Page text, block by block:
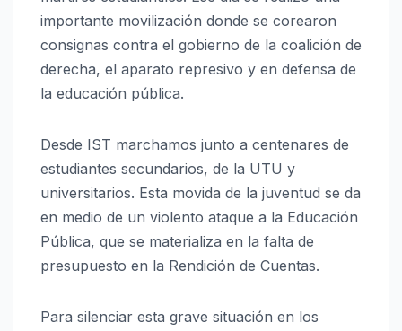
importante movilización donde se corearon
consignas contra el gobierno de la coalición de
derecha, el aparato represivo y en defensa de
la educación pública.
Desde IST marchamos junto a centenares de
estudiantes secundarios, de la UTU y
universitarios. Esta movida de la juventud se da
en medio de un violento ataque a la Educación
Pública, que se materializa en la falta de
presupuesto en la Rendición de Cuentas.
Para silenciar esta grave situación en los